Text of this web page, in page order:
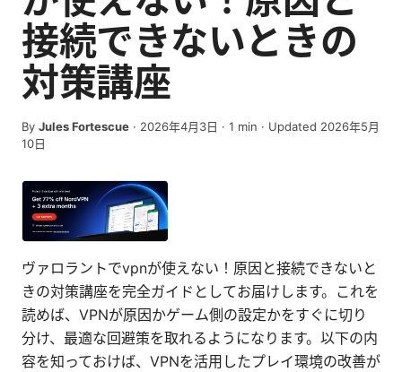
接続できないときの
対策講座
By Jules Fortescue · 2026年4月3日 · 1 min · Updated 2026年5月
10日
ヴァロラントでvpnが使えない！原因と接続できないと
きの対策講座を完全ガイドとしてお届けします。これを
読めば、VPNが原因かゲーム側の設定かをすぐに切り
分け、最適な回避策を取れるようになります。以下の内
容を知っておけば、VPNを活用したプレイ環境の改善が